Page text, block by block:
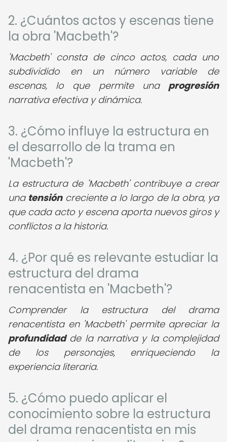
2. ¿Cuántos actos y escenas tiene
la obra 'Macbeth'?
'Macbeth' consta de cinco actos, cada uno
subdividido en un número variable de
escenas, lo que permite una progresión
narrativa efectiva y dinámica.
3. ¿Cómo influye la estructura en
el desarrollo de la trama en
'Macbeth'?
La estructura de 'Macbeth' contribuye a crear
una tensióncreciente a lo largo de la obra, ya
que cada acto y escena aporta nuevos giros y
conflictos a la historia.
4. ¿Por qué es relevante estudiar la
estructura del drama
renacentista en 'Macbeth'?
Comprender la estructura del drama
renacentista en 'Macbeth' permite apreciar la
profundidadde la narrativa y la complejidad
de los personajes, enriqueciendo la
experiencia literaria.
5. ¿Cómo puedo aplicar el
conocimiento sobre la estructura
del drama renacentista en mis